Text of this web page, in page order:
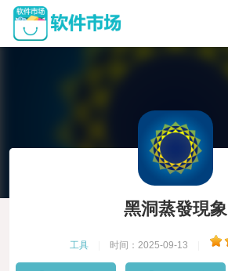
黑洞蒸發現象
工具 时间：2025-09-13